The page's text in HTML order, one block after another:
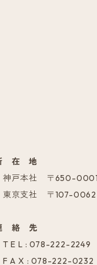
在 地
神戸本社 〒650-
東京支社 〒107-0062
絡 先
T E L : 078-222-2249
F A X : 078-222-0232